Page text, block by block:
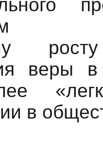
веры
в